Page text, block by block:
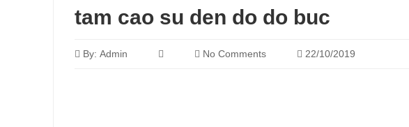
tam cao su den do do buc
By: Admin No Comments 22/10/2019